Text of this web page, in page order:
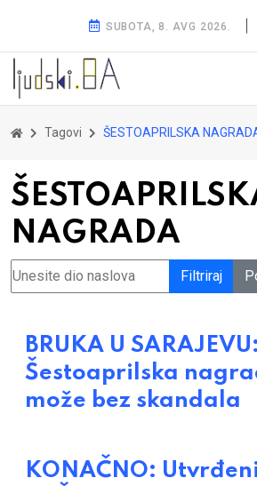
SUBOTA, 8. AVG 2026.
Tagovi ŠESTOAPRILSKA
NAGRADA
Unesite dio naslova Filtriraj
BRUKA U
Šestoaprilska
može bez skandala
KONAČNO: